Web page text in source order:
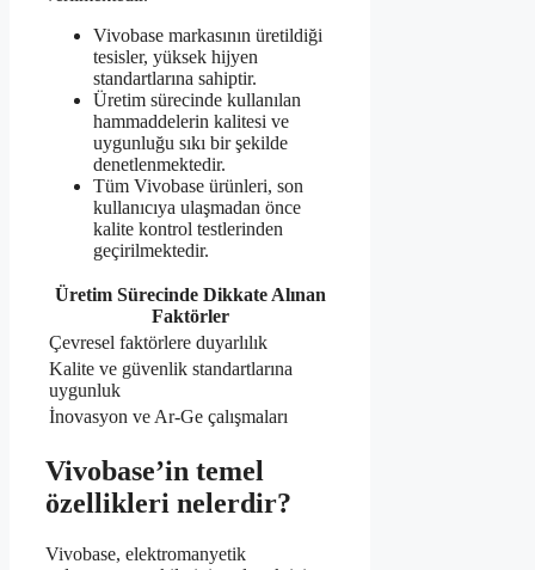
Vivobase markasının üretildiği
tesisler, yüksek hijyen
standartlarına sahiptir.
Üretim sürecinde kullanılan
hammaddelerin kalitesi ve
uygunluğu sıkı bir şekilde
denetlenmektedir.
Tüm Vivobase ürünleri, son
kullanıcıya ulaşmadan önce
kalite kontrol testlerinden
geçirilmektedir.
Üretim Sürecinde Dikkate Alınan
Faktörler
Çevresel faktörlere duyarlılık
Kalite ve güvenlik standartlarına
uygunluk
İnovasyon ve Ar-Ge çalışmaları
Vivobase’in temel
özellikleri nelerdir?
Vivobase, elektromanyetik